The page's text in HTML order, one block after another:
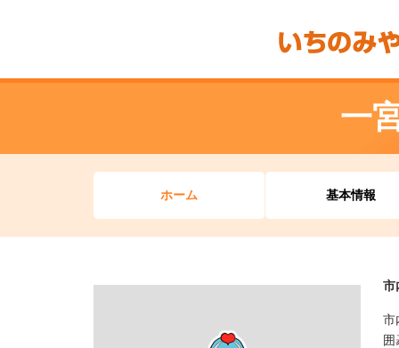
一
ホーム 基本情報
市
市
囲